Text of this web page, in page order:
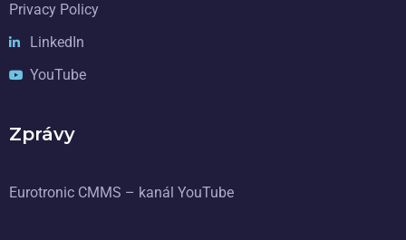
Privacy Policy
LinkedIn
YouTube
Zprávy
Eurotronic CMMS – kanál YouTube